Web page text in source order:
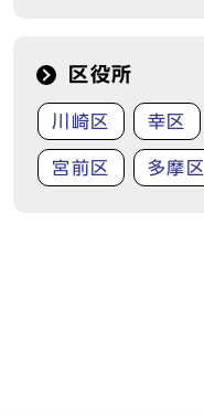
区役所
川崎区 幸区
宮前区 多摩区